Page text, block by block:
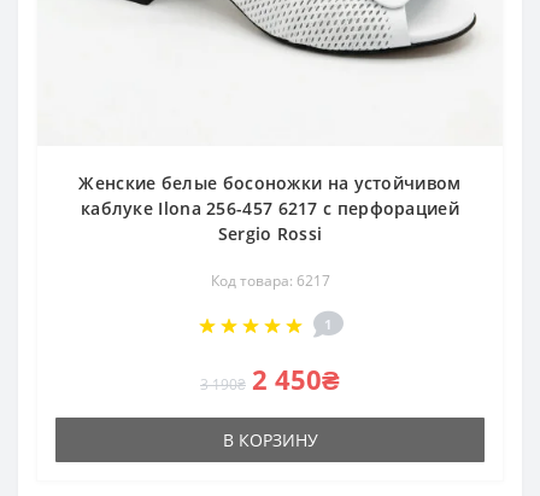
Женские белые босоножки на устойчивом
каблуке Ilona 256-457 6217 с перфорацией
Sergio Rossi
Код товара: 6217
1
3 190₴ 2 450₴
В КОРЗИНУ